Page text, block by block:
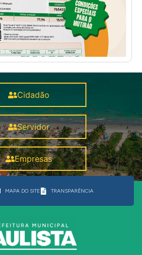
Cidadão
Servidor
Empresas
MAPA DO SITE TRANSPARÊNCIA